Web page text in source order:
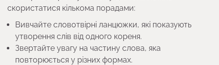
скористатися кількома порадами:
Вивчайте словотвірні ланцюжки, які показують
утворення слів від одного кореня.
Звертайте увагу на частину слова, яка
повторюється у різних формах.